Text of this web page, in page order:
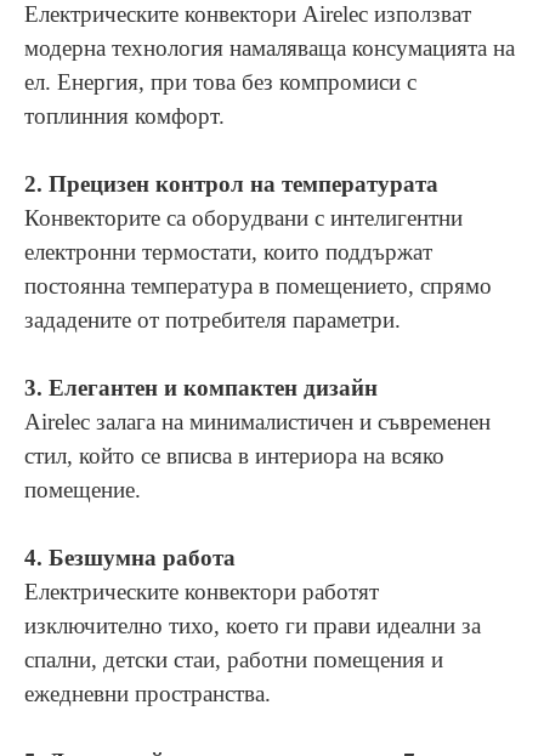
Електрическите конвектори Airelec използват
модерна технология намаляваща консумацията на
ел. Енергия, при това без компромиси с
топлинния комфорт.
2. Прецизен контрол на температурата
Конвекторите са оборудвани с интелигентни
електронни термостати, които поддържат
постоянна температура в помещението, спрямо
зададените от потребителя параметри.
3. Елегантен и компактен дизайн
Airelec залага на минималистичен и съвременен
стил, който се вписва в интериора на всяко
помещение.
4. Безшумна работа
Електрическите конвектори работят
изключително тихо, което ги прави идеални за
спални, детски стаи, работни помещения и
ежедневни пространства.